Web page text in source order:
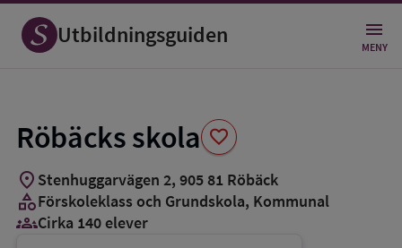
Utbildningsguiden MENY
Röbäcks skola favorite
Spara
som
favorit
location_on Stenhuggarvägen 2, 905 81 Röbäck
categoryFörskoleklass och Grundskola, Kommunal
groups_3Cirka 140 elever